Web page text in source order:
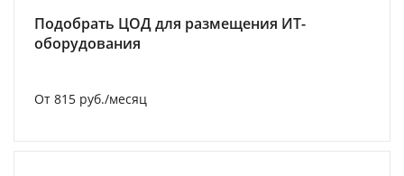
Подобрать ЦОД для размещения ИТ-
оборудования
От 815 руб./месяц